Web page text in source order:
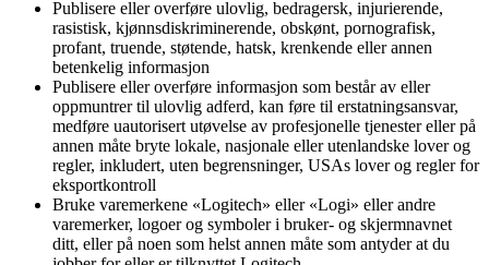
Publisere eller overføre ulovlig, bedragersk, injurierende,
rasistisk, kjønnsdiskriminerende, obskønt, pornografisk,
profant, truende, støtende, hatsk, krenkende eller annen
betenkelig informasjon
Publisere eller overføre informasjon som består av eller
oppmuntrer til ulovlig adferd, kan føre til erstatningsansvar,
medføre uautorisert utøvelse av profesjonelle tjenester eller på
annen måte bryte lokale, nasjonale eller utenlandske lover og
regler, inkludert, uten begrensninger, USAs lover og regler for
eksportkontroll
Bruke varemerkene «Logitech» eller «Logi» eller andre
varemerker, logoer og symboler i bruker- og skjermnavnet
ditt, eller på noen som helst annen måte som antyder at du